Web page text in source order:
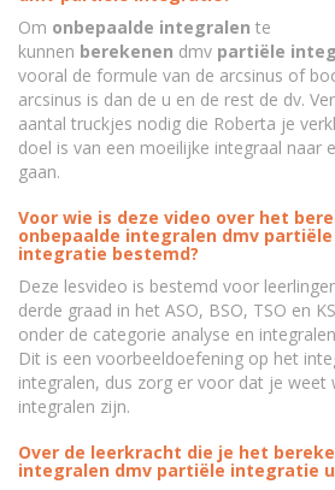
Om onbepaalde integralen te
kunnen berekenen dmv partiële
vooral de formule van de arcsinus of
arcsinus is dan de u en de rest de dv.
aantal truckjes nodig die Roberta je
doel is van een moeilijke integraal naar
gaan.
Voor wie is deze video over het
onbepaalde integralen dmv partiële
integratie bestemd?
Deze lesvideo is bestemd voor
derde graad in het ASO, BSO, TSO en
onder de categorie analyse en
Dit is een voorbeeldoefening op het
integralen, dus zorg er voor dat je weet
integralen zijn.
Over de leerkracht die je het
integralen dmv partiële integratie